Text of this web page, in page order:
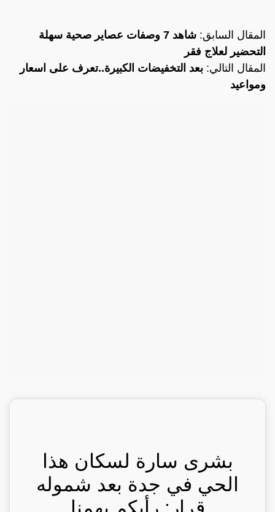
المقال السابق:
شاهد 7 وصفات عصاير صحية سهلة
التحضير لعلاج فقر
المقال التالي: بعد التخفيضات الكبيرة..تعرف على اسعار
ومواعيد
بشرى سارة لسكان هذا
الحي في جدة بعد شموله
قرار: رأيكم يهمنا